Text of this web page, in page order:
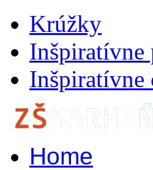
Krúžky
Inšpiratívne
Inšpiratívne
Home